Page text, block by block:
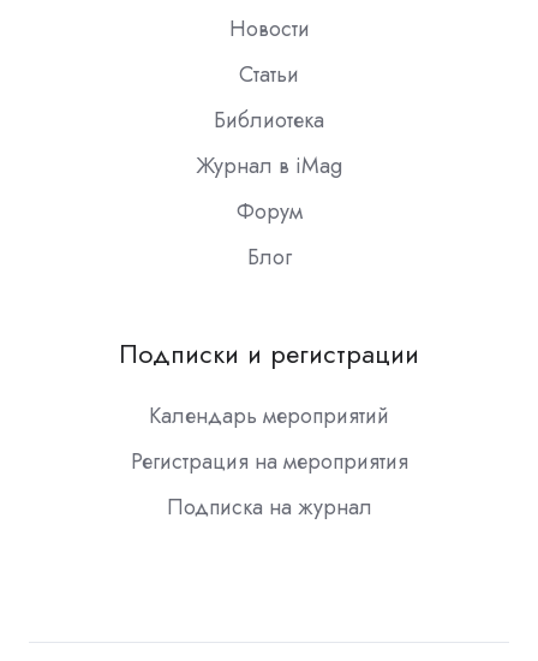
Новости
Статьи
Библиотека
Журнал в iMag
Форум
Блог
Подписки и регистрации
Календарь мероприятий
Регистрация на мероприятия
Подписка на журнал